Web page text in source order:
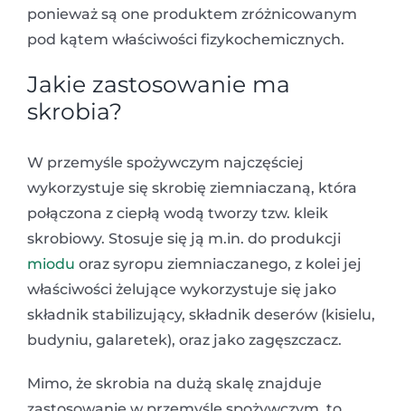
ponieważ są one produktem zróżnicowanym
pod kątem właściwości fizykochemicznych.
Jakie zastosowanie ma
skrobia?
W przemyśle spożywczym najczęściej
wykorzystuje się skrobię ziemniaczaną, która
połączona z ciepłą wodą tworzy tzw. kleik
skrobiowy. Stosuje się ją m.in. do produkcji
miodu oraz syropu ziemniaczanego, z kolei jej
właściwości żelujące wykorzystuje się jako
składnik stabilizujący, składnik deserów (kisielu,
budyniu, galaretek), oraz jako zagęszczacz.
Mimo, że skrobia na dużą skalę znajduje